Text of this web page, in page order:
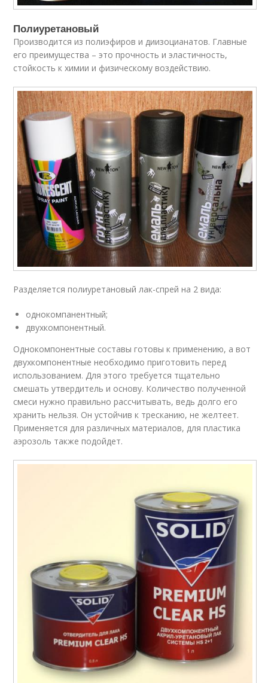
Полиуретановый
Производится из полиэфиров и диизоцианатов. Главные
его преимущества – это прочность и эластичность,
стойкость к химии и физическому воздействию.
Разделяется полиуретановый лак-спрей на 2 вида:
однокомпанентный;
двухкомпонентный.
Однокомпонентные составы готовы к применению, а вот
двухкомпонентные необходимо приготовить перед
использованием. Для этого требуется тщательно
смешать утвердитель и основу. Количество полученной
смеси нужно правильно рассчитывать, ведь долго его
хранить нельзя. Он устойчив к тресканию, не желтеет.
Применяется для различных материалов, для пластика
аэрозоль также подойдет.